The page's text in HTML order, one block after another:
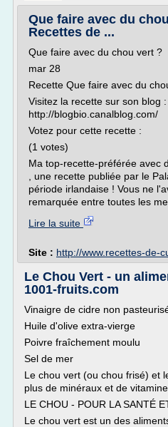
Que faire avec du
Recettes de ...
Que faire avec du chou vert ?
mar 28
Recette Que faire avec du
Visitez la recette sur son blog :
http://blogbio.canalblog.com/
Votez pour cette recette :
(1 votes)
Ma top-recette-préférée avec
, une recette publiée par le
période irlandaise ! Vous ne
remarquée entre toutes les
Lire la suite
Site : http://www.recettes-de-
Le Chou Vert - un
1001-fruits.com
Vinaigre de cidre non
Huile d'olive extra-vierge
Poivre fraîchement moulu
Sel de mer
Le chou vert (ou chou frisé) et
plus de minéraux et de
LE CHOU - POUR LA SANTÉ
Le chou vert est un des